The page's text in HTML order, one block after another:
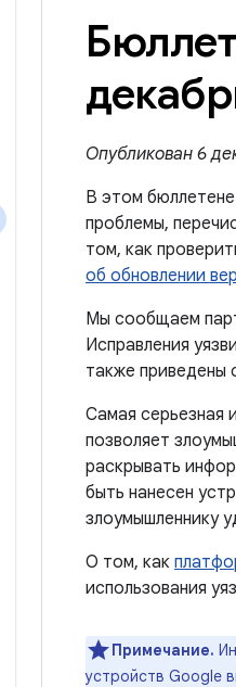
Опубликован 6
В этом
проблемы,
том, как
об обновлении
Мы сообщаем
Исправления
также приведены
Самая серьезная
позволяет
раскрывать
быть нанесен
злоумышленнику
О том, как
использования
Примечание.
устройств Google